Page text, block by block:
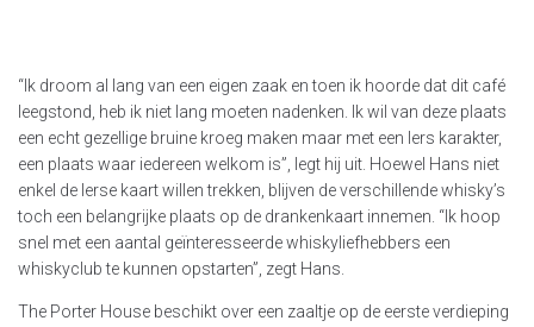
“Ik droom al lang van een eigen zaak en toen ik hoorde dat dit café
leegstond, heb ik niet lang moeten nadenken. Ik wil van deze plaats
een echt gezellige bruine kroeg maken maar met een Iers karakter,
een plaats waar iedereen welkom is”, legt hij uit. Hoewel Hans niet
enkel de Ierse kaart willen trekken, blijven de verschillende whisky’s
toch een belangrijke plaats op de drankenkaart innemen. “Ik hoop
snel met een aantal geïnteresseerde whiskyliefhebbers een
whiskyclub te kunnen opstarten”, zegt Hans.
The Porter House beschikt over een zaaltje op de eerste verdieping